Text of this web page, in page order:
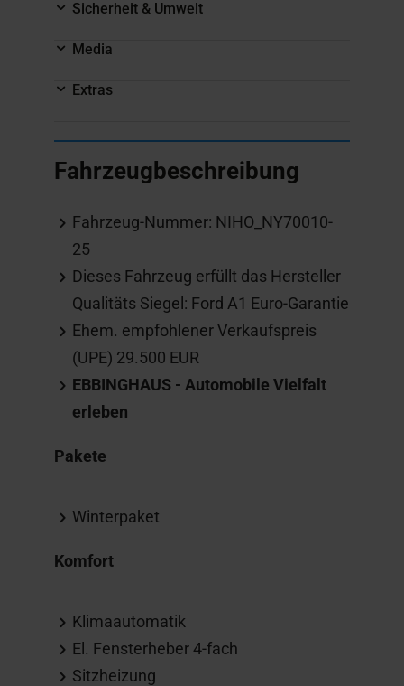
Sicherheit & Umwelt
Media
Extras
Fahrzeugbeschreibung
Fahrzeug-Nummer: NIHO_NY70010-
25
Dieses Fahrzeug erfüllt das Hersteller
Qualitäts Siegel: Ford A1 Euro-Garantie
Ehem. empfohlener Verkaufspreis
(UPE) 29.500 EUR
EBBINGHAUS - Automobile Vielfalt
erleben
Pakete
Winterpaket
Komfort
Klimaautomatik
El. Fensterheber 4-fach
Sitzheizung